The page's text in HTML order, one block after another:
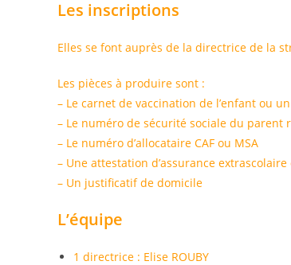
Les inscriptions
Elles se font auprès de la directrice de la
Les pièces à produire sont :
– Le carnet de vaccination de l’enfant ou
– Le numéro de sécurité sociale du parent
– Le numéro d’allocataire CAF ou MSA
– Une attestation d’assurance
– Un justificatif de domicile
L’équipe
1 directrice : Elise ROUBY